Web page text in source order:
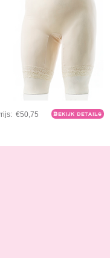
€50,75 Bekijk details